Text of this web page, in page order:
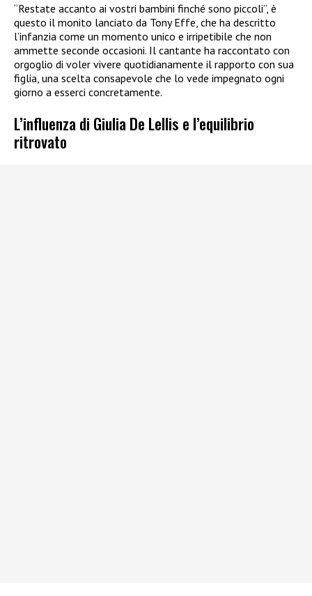
“Restate accanto ai vostri bambini finché sono piccoli”, è
questo il monito lanciato da Tony Effe, che ha descritto
l’infanzia come un momento unico e irripetibile che non
ammette seconde occasioni. Il cantante ha raccontato con
orgoglio di voler vivere quotidianamente il rapporto con sua
figlia, una scelta consapevole che lo vede impegnato ogni
giorno a esserci concretamente.
L’influenza di Giulia De Lellis e l’equilibrio
ritrovato